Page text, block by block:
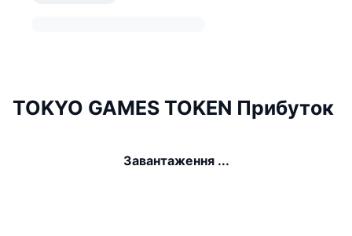
TOKYO GAMES TOKEN Прибуток
Завантаження ...